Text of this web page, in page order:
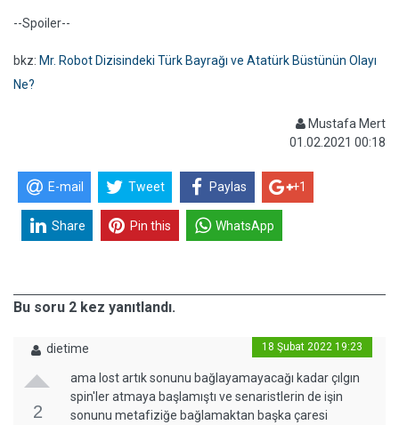
--Spoiler--
bkz: Mr. Robot Dizisindeki Türk Bayrağı ve Atatürk Büstünün Olayı
Ne?
Mustafa Mert
01.02.2021 00:18
E-mail Tweet Paylas +1
Share Pin this WhatsApp
Bu soru 2 kez yanıtlandı.
dietime 18 Şubat 2022 19:23
2
ama lost artık sonunu bağlayamayacağı kadar çılgın
spin'ler atmaya başlamıştı ve senaristlerin de işin
sonunu metafiziğe bağlamaktan başka çaresi